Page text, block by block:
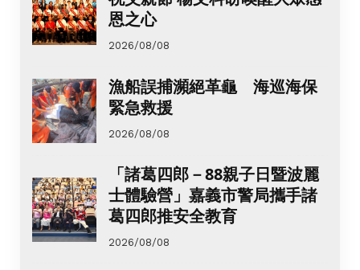
恩之心
2026/08/08
漁船誤捕瀕絕革龜 海巡海保
緊急救援
2026/08/08
「諸葛四郎－88親子日暨波麗
士體驗營」嘉義市警局攜手諸
葛四郎推安全教育
2026/08/08